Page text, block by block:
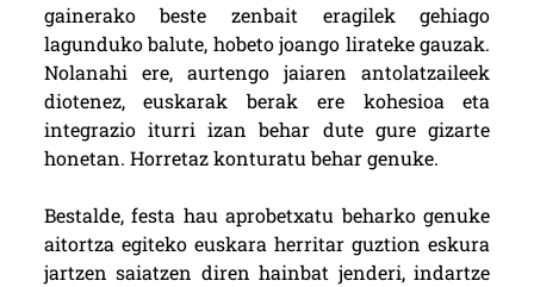
gainerako beste zenbait eragilek gehiago
lagunduko balute, hobeto joango lirateke gauzak.
Nolanahi ere, aurtengo jaiaren antolatzaileek
diotenez, euskarak berak ere kohesioa eta
integrazio iturri izan behar dute gure gizarte
honetan. Horretaz konturatu behar genuke.
Bestalde, festa hau aprobetxatu beharko genuke
aitortza egiteko euskara herritar guztion eskura
jartzen saiatzen diren hainbat jenderi, indartze